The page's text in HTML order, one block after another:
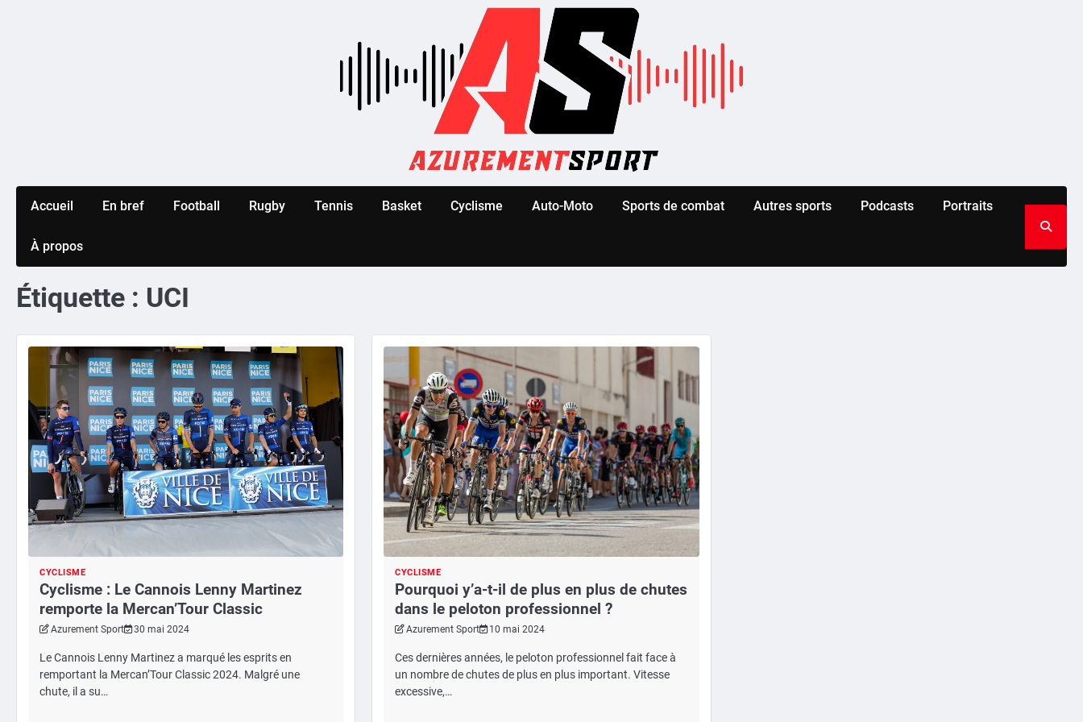
Accueil En bref Football Rugby Tennis Basket Cyclisme Auto-Moto Sports de combat Autres sports Podcasts Portraits
À propos
Étiquette : UCI
CYCLISME
Cyclisme : Le Cannois Lenny Martinez
remporte la Mercan’Tour Classic
Azurement Sport 30 mai 2024
Le Cannois Lenny Martinez a marqué les esprits en
remportant la Mercan’Tour Classic 2024. Malgré une
chute, il a su…
CYCLISME
Pourquoi y’a-t-il de plus en plus de chutes
dans le peloton professionnel ?
Azurement Sport 10 mai 2024
Ces dernières années, le peloton professionnel fait face à
un nombre de chutes de plus en plus important. Vitesse
excessive,…